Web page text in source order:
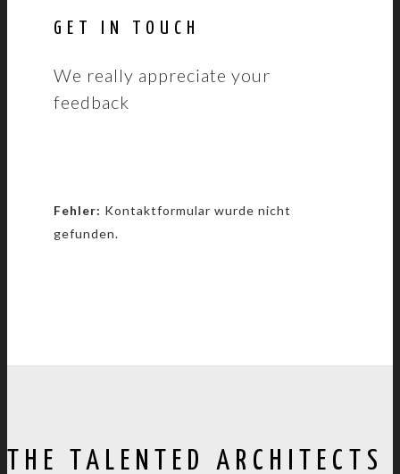
GET IN TOUCH
We really appreciate your
feedback
Fehler: Kontaktformular wurde nicht
gefunden.
THE TALENTED ARCHITECTS